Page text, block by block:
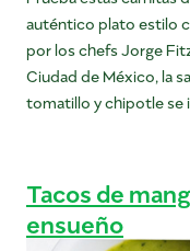
auténtico plato estilo
por los chefs Jorge
Ciudad de México, la
tomatillo y chipotle se
Tacos de
ensueño